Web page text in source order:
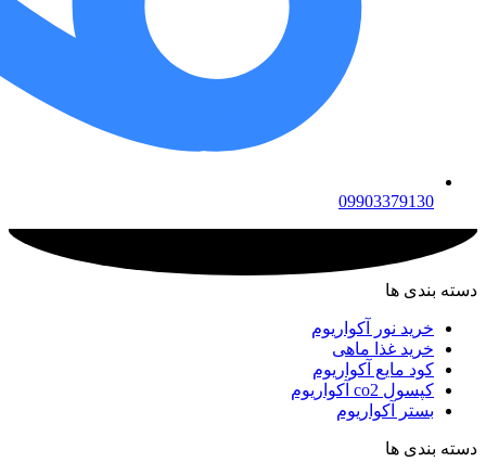
09903379130
دسته بندی ها
خرید نور آکواریوم
خرید غذا ماهی
کود مایع آکواریوم
کپسول co2 آکواریوم
بستر آکواریوم
دسته بندی ها